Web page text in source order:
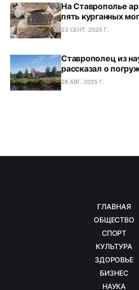
На Ставрополье
пять курганных
23 СЕНТ. 2025 Г.
Ставрополец из
рассказал о
26 АВГ. 2025 Г.
ГЛАВНАЯ
ОБЩЕСТВО
СПОРТ
КУЛЬТУРА
ЗДОРОВЬЕ
БИЗНЕС
НАУКА